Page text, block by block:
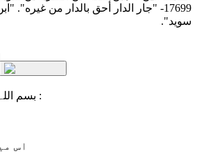
17699- "جار الدار أحق بالدار من
سويد".
পরিচ্ছেদঃ بسم اللہ الرحمن الرحیم :
اس